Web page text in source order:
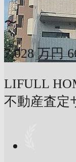
〜
7,028 万円
LIFULL
不動産査定